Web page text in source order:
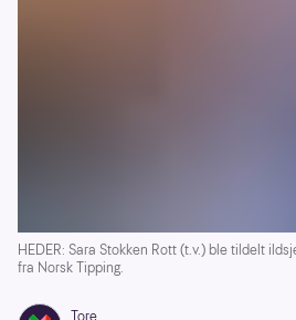
HEDER: Sara Stokken Rott (t.v.) ble tildelt
fra Norsk Tipping.